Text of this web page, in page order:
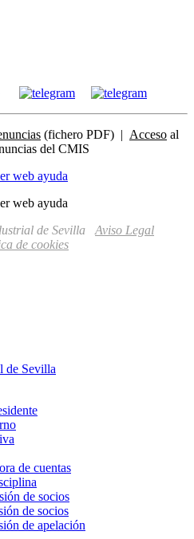
(fichero PDF) | Acceso al
del CMIS
de Sevilla Aviso Legal
de cookies
de cuentas
de socios
de socios
de apelación